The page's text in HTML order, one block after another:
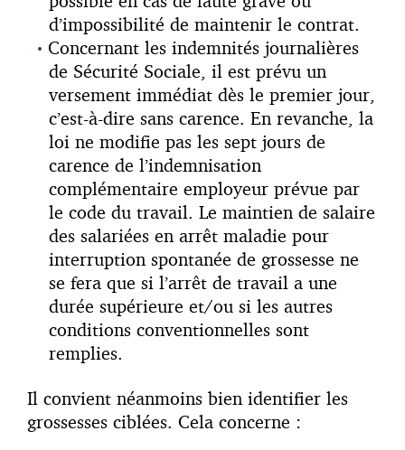
d’impossibilité de maintenir le contrat.
Concernant les indemnités journalières
de Sécurité Sociale, il est prévu un
versement immédiat dès le premier jour,
c’est-à-dire sans carence. En revanche, la
loi ne modifie pas les sept jours de
carence de l’indemnisation
complémentaire employeur prévue par
le code du travail. Le maintien de salaire
des salariées en arrêt maladie pour
interruption spontanée de grossesse ne
se fera que si l’arrêt de travail a une
durée supérieure et/ou si les autres
conditions conventionnelles sont
remplies.
Il convient néanmoins bien identifier les
grossesses ciblées. Cela concerne :